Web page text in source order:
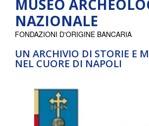
MUSEO
NAZIONALE
UN ARCHIVIO DI STORIE E
NEL CUORE DI NAPOLI
FONDAZIONI D'ORIGINE BANCARIA